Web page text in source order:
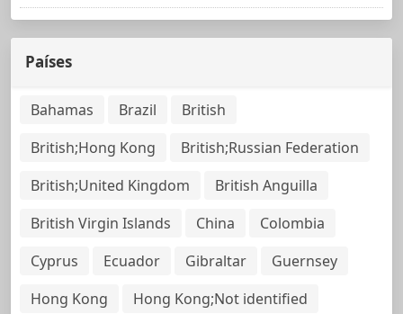
Países
Bahamas Brazil
British
British;Hong Kong
British;Russian Federation
British;United Kingdom
British Anguilla
British Virgin Islands
China
Colombia
Cyprus
Ecuador Gibraltar
Guernsey
Hong Kong
Hong Kong;Not identified